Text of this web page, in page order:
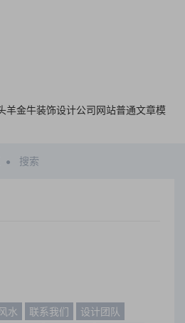
羊金牛装饰设计公司网站普通文章模
搜索
水 联系我们
设计团队